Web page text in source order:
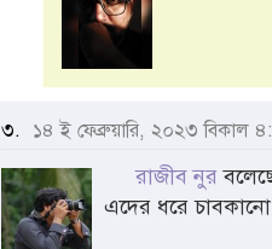
৩. ১৪ ই ফেব্রুয়ারি, ২০২৩ বিকাল
রাজীব নুর
এদের ধরে